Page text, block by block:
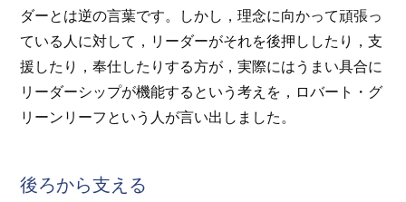
ダーとは逆の言葉です。しかし，理念に向かって頑張っ
ている人に対して，リーダーがそれを後押ししたり，支
援したり，奉仕したりする方が，実際にはうまい具合に
リーダーシップが機能するという考えを，ロバート・グ
リーンリーフという人が言い出しました。
後ろから支える